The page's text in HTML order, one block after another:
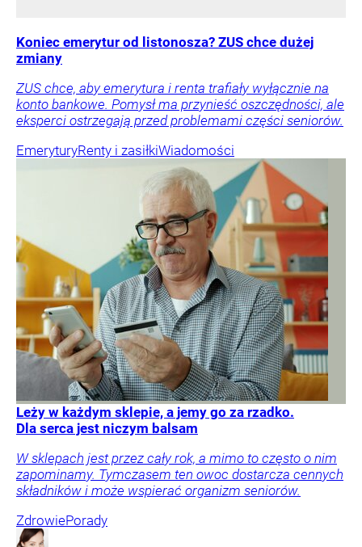
Koniec emerytur od listonosza? ZUS chce dużej
zmiany
ZUS chce, aby emerytura i renta trafiały wyłącznie na
konto bankowe. Pomysł ma przynieść oszczędności, ale
eksperci ostrzegają przed problemami części seniorów.
EmeryturyRenty i zasiłkiWiadomości
Leży w każdym sklepie, a jemy go za rzadko.
Dla serca jest niczym balsam
W sklepach jest przez cały rok, a mimo to często o nim
zapominamy. Tymczasem ten owoc dostarcza cennych
składników i może wspierać organizm seniorów.
ZdrowiePorady